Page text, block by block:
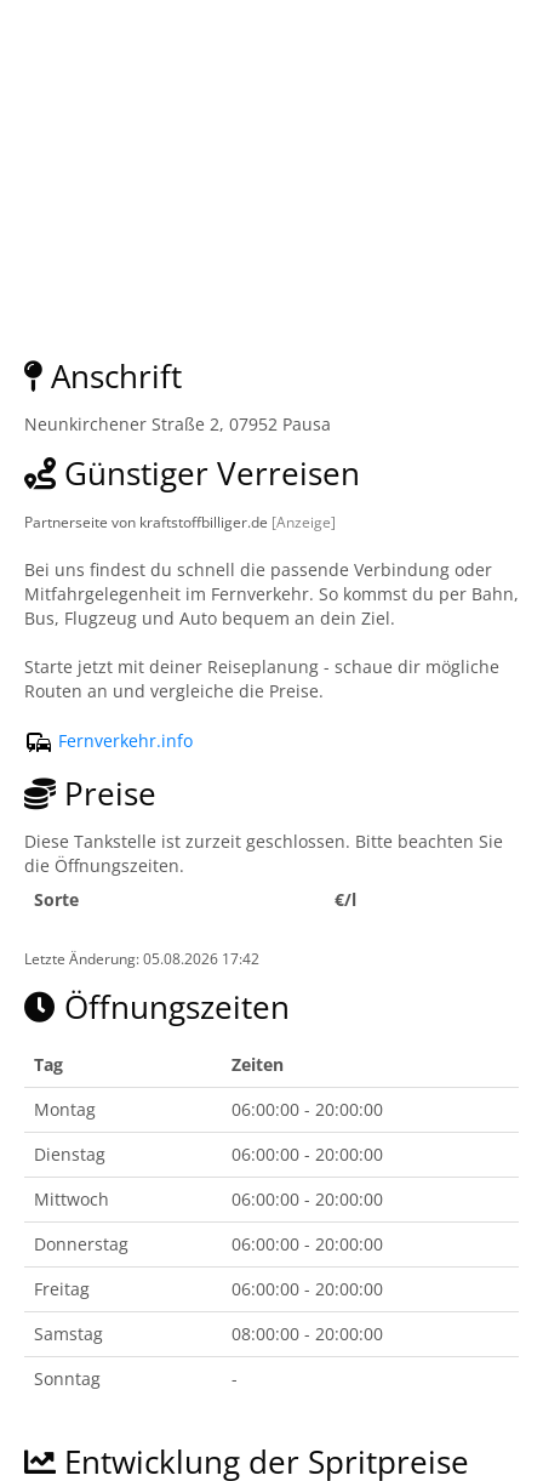
Anschrift
Neunkirchener Straße 2, 07952 Pausa
Günstiger Verreisen
Partnerseite von kraftstoffbilliger.de [Anzeige]
Bei uns findest du schnell die passende Verbindung oder
Mitfahrgelegenheit im Fernverkehr. So kommst du per Bahn,
Bus, Flugzeug und Auto bequem an dein Ziel.
Starte jetzt mit deiner Reiseplanung - schaue dir mögliche
Routen an und vergleiche die Preise.
Fernverkehr.info
Preise
Diese Tankstelle ist zurzeit geschlossen. Bitte beachten Sie
die Öffnungszeiten.
Sorte
€/l
Letzte Änderung: 05.08.2026 17:42
Öffnungszeiten
Tag
Zeiten
Montag
06:00:00 - 20:00:00
Dienstag
06:00:00 - 20:00:00
Mittwoch
06:00:00 - 20:00:00
Donnerstag
06:00:00 - 20:00:00
Freitag
06:00:00 - 20:00:00
Samstag
08:00:00 - 20:00:00
Sonntag
-
Entwicklung der Spritpreise